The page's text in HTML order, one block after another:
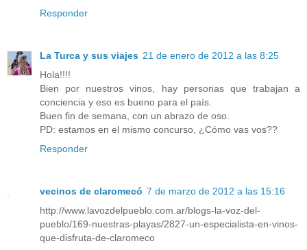
Responder
La Turca y sus viajes 21 de enero de 2012 a las 8:25
Hola!!!!
Bien por nuestros vinos, hay personas que trabajan a
conciencia y eso es bueno para el país.
Buen fin de semana, con un abrazo de oso.
PD: estamos en el mismo concurso, ¿Cómo vas vos??
Responder
vecinos de claromecó 7 de marzo de 2012 a las 15:16
http://www.lavozdelpueblo.com.ar/blogs-la-voz-del-
pueblo/169-nuestras-playas/2827-un-especialista-en-vinos-
que-disfruta-de-claromeco